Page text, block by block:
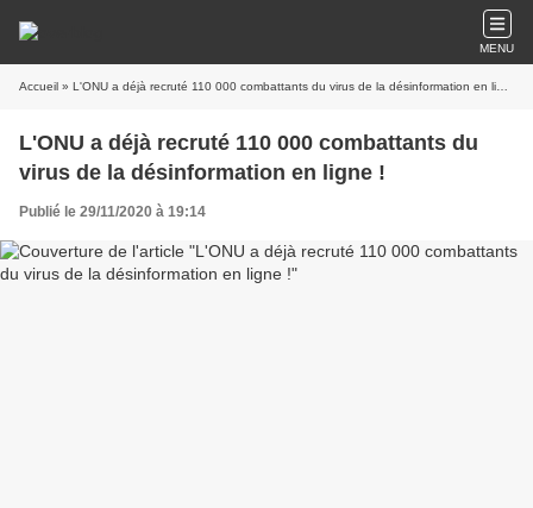
MENU
Accueil » L'ONU a déjà recruté 110 000 combattants du virus de la désinformation en ligne !
L'ONU a déjà recruté 110 000 combattants du
virus de la désinformation en ligne !
Publié le 29/11/2020 à 19:14